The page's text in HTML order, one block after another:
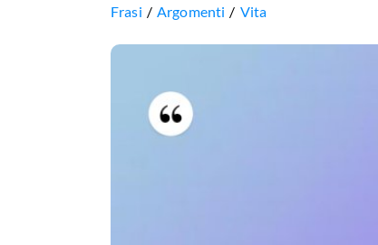
Frasi Argomenti Vita
Esistere,
osare